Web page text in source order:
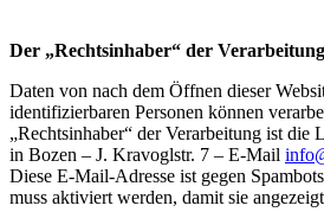
Der „Rechtsinhaber“ der Verarbeitung
Daten von nach dem Öffnen dieser
identifizierbaren Personen können
„Rechtsinhaber“ der Verarbeitung ist
in Bozen – J. Kravoglstr. 7 – E-Mail
Diese E-Mail-Adresse ist gegen
muss aktiviert werden, damit sie